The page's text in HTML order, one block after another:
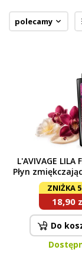
polecamy
L'AVIVAGE LILA
Płyn
ZNIŻKA 5
18,90
Do